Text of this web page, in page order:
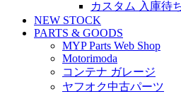
カスタム 入庫待
NEW STOCK
PARTS & GOODS
MYP Parts Web Shop
Motorimoda
コンテナ ガレージ
ヤフオク中古パーツ